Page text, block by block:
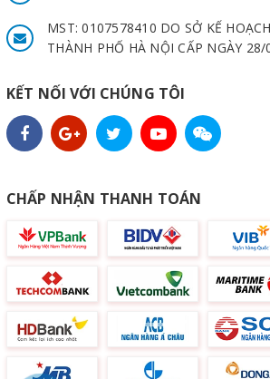
MST: 0107578410 DO SỞ KẾ
THÀNH PHỐ HÀ NỘI CẤP NGÀY
KẾT NỐI VỚI CHÚNG TÔI
CHẤP NHẬN THANH TOÁN